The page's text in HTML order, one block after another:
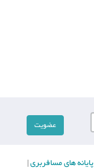
پایانه های مسافربری|